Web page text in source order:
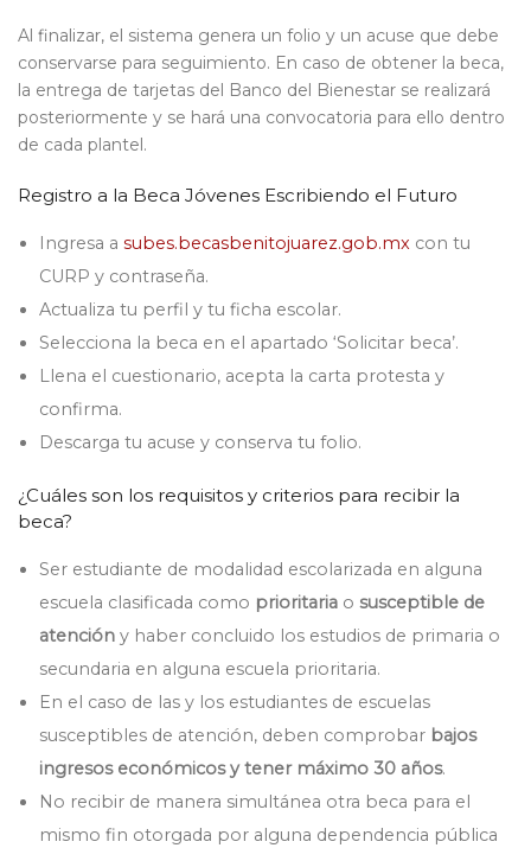
Al finalizar, el sistema genera un folio y un acuse que debe
conservarse para seguimiento. En caso de obtener la beca,
la entrega de tarjetas del Banco del Bienestar se realizará
posteriormente y se hará una convocatoria para ello dentro
de cada plantel.
Registro a la Beca Jóvenes Escribiendo el Futuro
Ingresa a subes.becasbenitojuarez.gob.mxcon tu
CURP y contraseña.
Actualiza tu perfil y tu ficha escolar.
Selecciona la beca en el apartado ‘Solicitar beca’.
Llena el cuestionario, acepta la carta protesta y
confirma.
Descarga tu acuse y conserva tu folio.
¿Cuáles son los requisitos y criterios para recibir la
beca?
Ser estudiante de modalidad escolarizada en alguna
escuela clasificada como prioritariao susceptible de
atención y haber concluido los estudios de primaria o
secundaria en alguna escuela prioritaria.
En el caso de las y los estudiantes de escuelas
susceptibles de atención, deben comprobar bajos
ingresos económicos y tener máximo 30 años.
No recibir de manera simultánea otra beca para el
mismo fin otorgada por alguna dependencia pública